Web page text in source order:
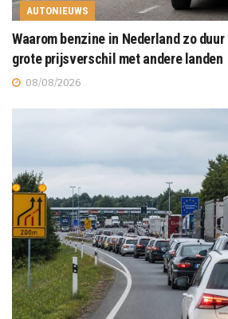
AUTONIEUWS
Waarom benzine in Nederland zo
grote prijsverschil met andere landen
08/08/2026